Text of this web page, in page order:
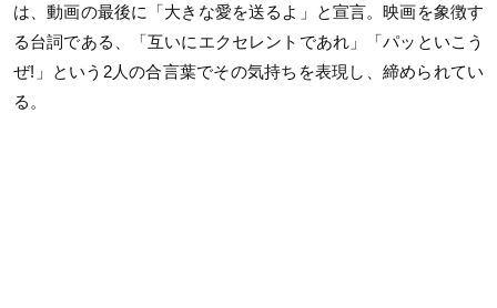
は、動画の最後に「大きな愛を送るよ」と宣言。映画を象徴す
る台詞である、「互いにエクセレントであれ」「パッといこう
ぜ!」という2人の合言葉でその気持ちを表現し、締められてい
る。